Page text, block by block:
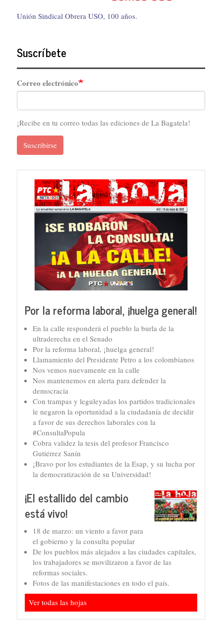
Unión Sindical Obrera USO, 100 años.
Suscríbete
Correo electrónico
¡Recibe en tu correo todas las ediciones de La Bagatela!
Suscribirse
Por la reforma laboral, ¡huelga general!
En la calle responderá el pueblo la burla de la
ultraderecha en el Senado
Por la reforma laboral, ¡huelga general!
Llamamiento del Presidente Petro a los colombianos
Nos vemos nuevamente en la calle
Nos mantenemos en alerta para defender la
democracia
Con trampas y leguleyadas los partidos tradicionales
le negaron la oportunidad a la ciudadanía de decidir
a favor de sus derechos laborales con la
#ConsultaPopula
Cobra validez la tesis del profesor Francisco
Gutiérrez Sanín
¡Bravo por los estudiantes de la Esap, y su lucha por
la democratización de su Universidad!
¡El estallido del cambio
está vivo!
18 de marzo: un viento a favor para
el gobierno y la consulta popular
De los pueblos más alejados a las ciudades capitales,
los trabajadores se movilizaron a favor de las
reformas sociales.
Fotos de las manifestaciones en todo el país.
Ver todas las hojas